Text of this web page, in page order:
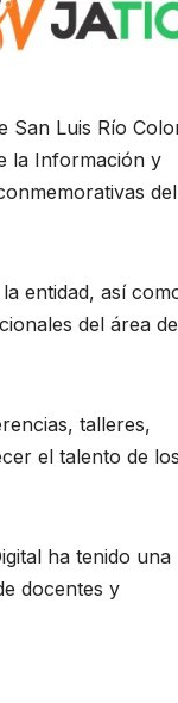
San Luis Río
la Información y
del
entidad, así
del área de
talleres,
el talento de
ha tenido una
docentes y